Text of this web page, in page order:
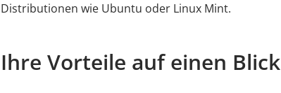
Distributionen wie Ubuntu oder Linux Mint.
Ihre Vorteile auf einen Blick